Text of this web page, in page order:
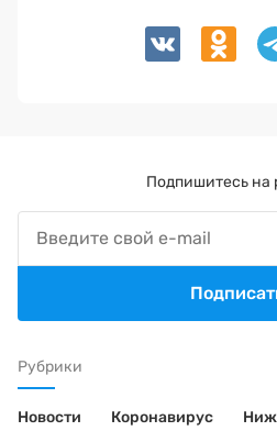
Рубрики
Новости Коронавирус
Подпишитесь на